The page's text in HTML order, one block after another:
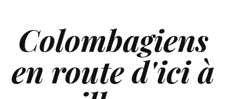
Colombagiens
en route d'ici à